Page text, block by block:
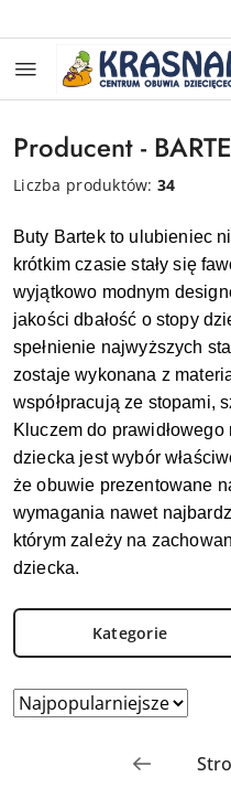
Producent -
Liczba produktów:34
Buty Bartek to ulubieniec
krótkim czasie stały się
wyjątkowo modnym
jakości dbałość o stopy
spełnienie najwyższych
zostaje wykonana z
współpracują ze stopami,
Kluczem do
dziecka jest wybór
że obuwie prezentowane
wymagania nawet
którym zależy na
dziecka.
Kategorie
Zastosowano
Najpopularniejsze.
Sortuj
według